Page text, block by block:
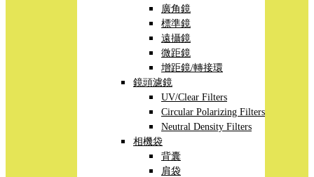
廣角鏡
標準鏡
遠攝鏡
微距鏡
增距鏡/轉接環
鏡頭濾鏡
UV/Clear Filters
Circular Polarizing Filters
Neutral Density Filters
相機袋
背囊
肩袋